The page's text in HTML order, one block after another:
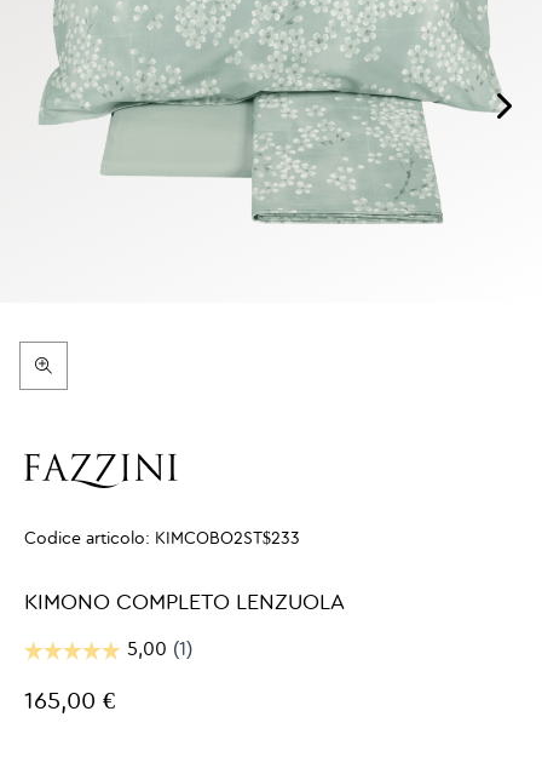
Codice articolo: KIMCOBO2ST$233
KIMONO COMPLETO LENZUOLA
165,00 €